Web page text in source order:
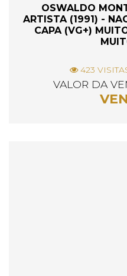
OSWALDO
ARTISTA (1991) -
CAPA (VG+)
423
VALOR DA